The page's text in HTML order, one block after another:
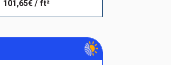
101,65€ / ft²